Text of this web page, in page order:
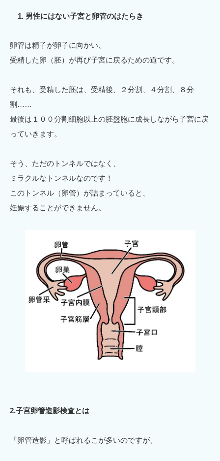
男性にはない子宮と卵管のはたらき
卵管は精子が卵子に向かい、
受精した卵（胚）が再び子宮に戻るための道です。
それも、受精した胚は、受精後、２分割、４分割、８分
割……
最後は１００分割細胞以上の胚盤胞に成長しながら子宮に戻
っていきます。
そう、ただのトンネルではなく、
ミラクルなトンネルなのです！
このトンネル（卵管）が詰まっていると、
妊娠することができません。
2.子宮卵管造影検査とは
「卵管造影」と呼ばれるこが多いのですが、